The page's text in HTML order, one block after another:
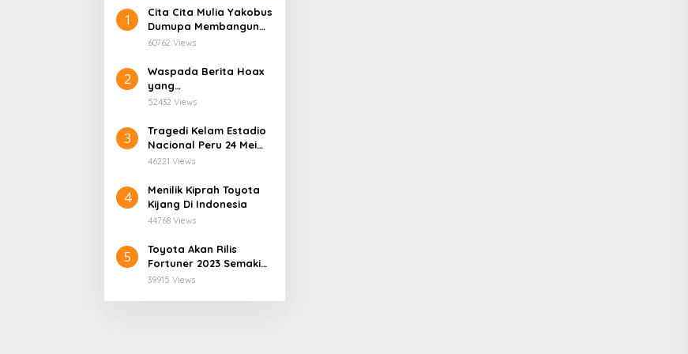
1
Cita Cita Mulia Yakobus
Dumupa Membangun
Tanah Kelahiran.
60762 Views
2
Waspada Berita Hoax
yang
Mengatasnamakan
Provinsi Papua Tengah.
52432 Views
3
Tragedi Kelam Estadio
Nacional Peru 24 Mei
1964
46221 Views
4
Menilik Kiprah Toyota
Kijang Di Indonesia
44768 Views
5
Toyota Akan Rilis
Fortuner 2023 Semakin
User Friendly
39915 Views